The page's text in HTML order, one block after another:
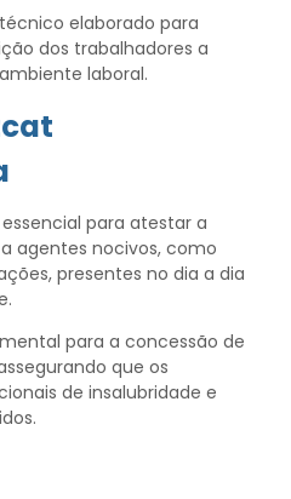
elaborado para
dos trabalhadores a
laboral.
para atestar a
agentes nocivos, como
presentes no dia a dia
para a concessão de
que os
de insalubridade e